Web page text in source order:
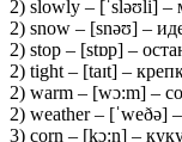
2) slowly – [ˈsləʊli] –
2) snow – [snəʊ] –
2) stop – [stɒp] –
2) tight – [taɪt] –
2) warm – [wɔ:m] –
2) weather – [ˈweðə]
3) corn – [kɔ:n] –